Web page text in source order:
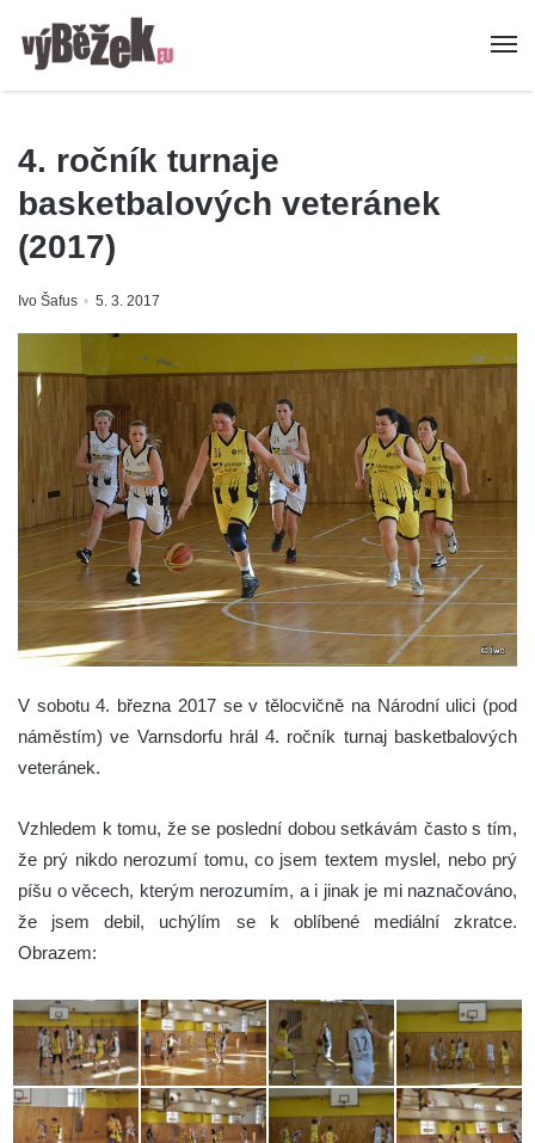
4. ročník turnaje
basketbalových veteránek
(2017)
Ivo Šafus 5. 3. 2017
V sobotu 4. března 2017 se v tělocvičně na Národní ulici (pod
náměstím) ve Varnsdorfu hrál 4. ročník turnaj basketbalových
veteránek.
Vzhledem k tomu, že se poslední dobou setkávám často s tím,
že prý nikdo nerozumí tomu, co jsem textem myslel, nebo prý
píšu o věcech, kterým nerozumím, a i jinak je mi naznačováno,
že jsem debil, uchýlím se k oblíbené mediální zkratce.
Obrazem: